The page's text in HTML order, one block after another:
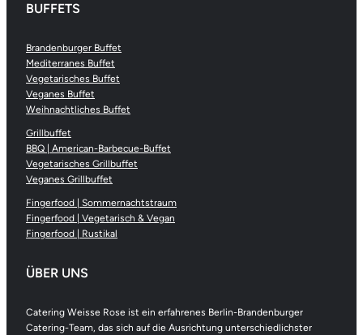
BUFFETS
Brandenburger Buffet
Mediterranes Buffet
Vegetarisches Buffet
Veganes Buffet
Weihnachtliches Buffet
Grillbuffet
BBQ | American-Barbecue-Buffet
Vegetarisches Grillbuffet
Veganes Grillbuffet
Fingerfood | Sommernachtstraum
Fingerfood | Vegetarisch & Vegan
Fingerfood | Rustikal
ÜBER UNS
Catering Weisse Rose ist ein erfahrenes Berlin-Brandenburger
Catering-Team, das sich auf die Ausrichtung unterschiedlichster